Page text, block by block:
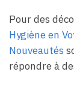
Pour des
Hygiène en
Nouveautés
répondre à